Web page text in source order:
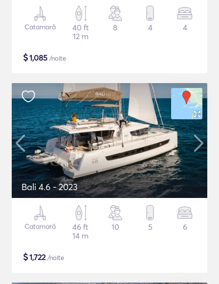
Catamarã
40 ft
12 m
8 4 4
$1,085 /noite
Bali 4.6 - 2023
Catamarã
46 ft
14 m
10 5 6
$1,722/noite